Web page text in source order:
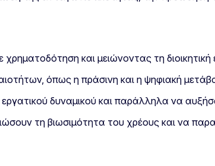
και μειώνοντας τη διοικητική
όπως η πράσινη και η ψηφιακή
δυναμικού και παράλληλα να
τη βιωσιμότητα του χρέους και να